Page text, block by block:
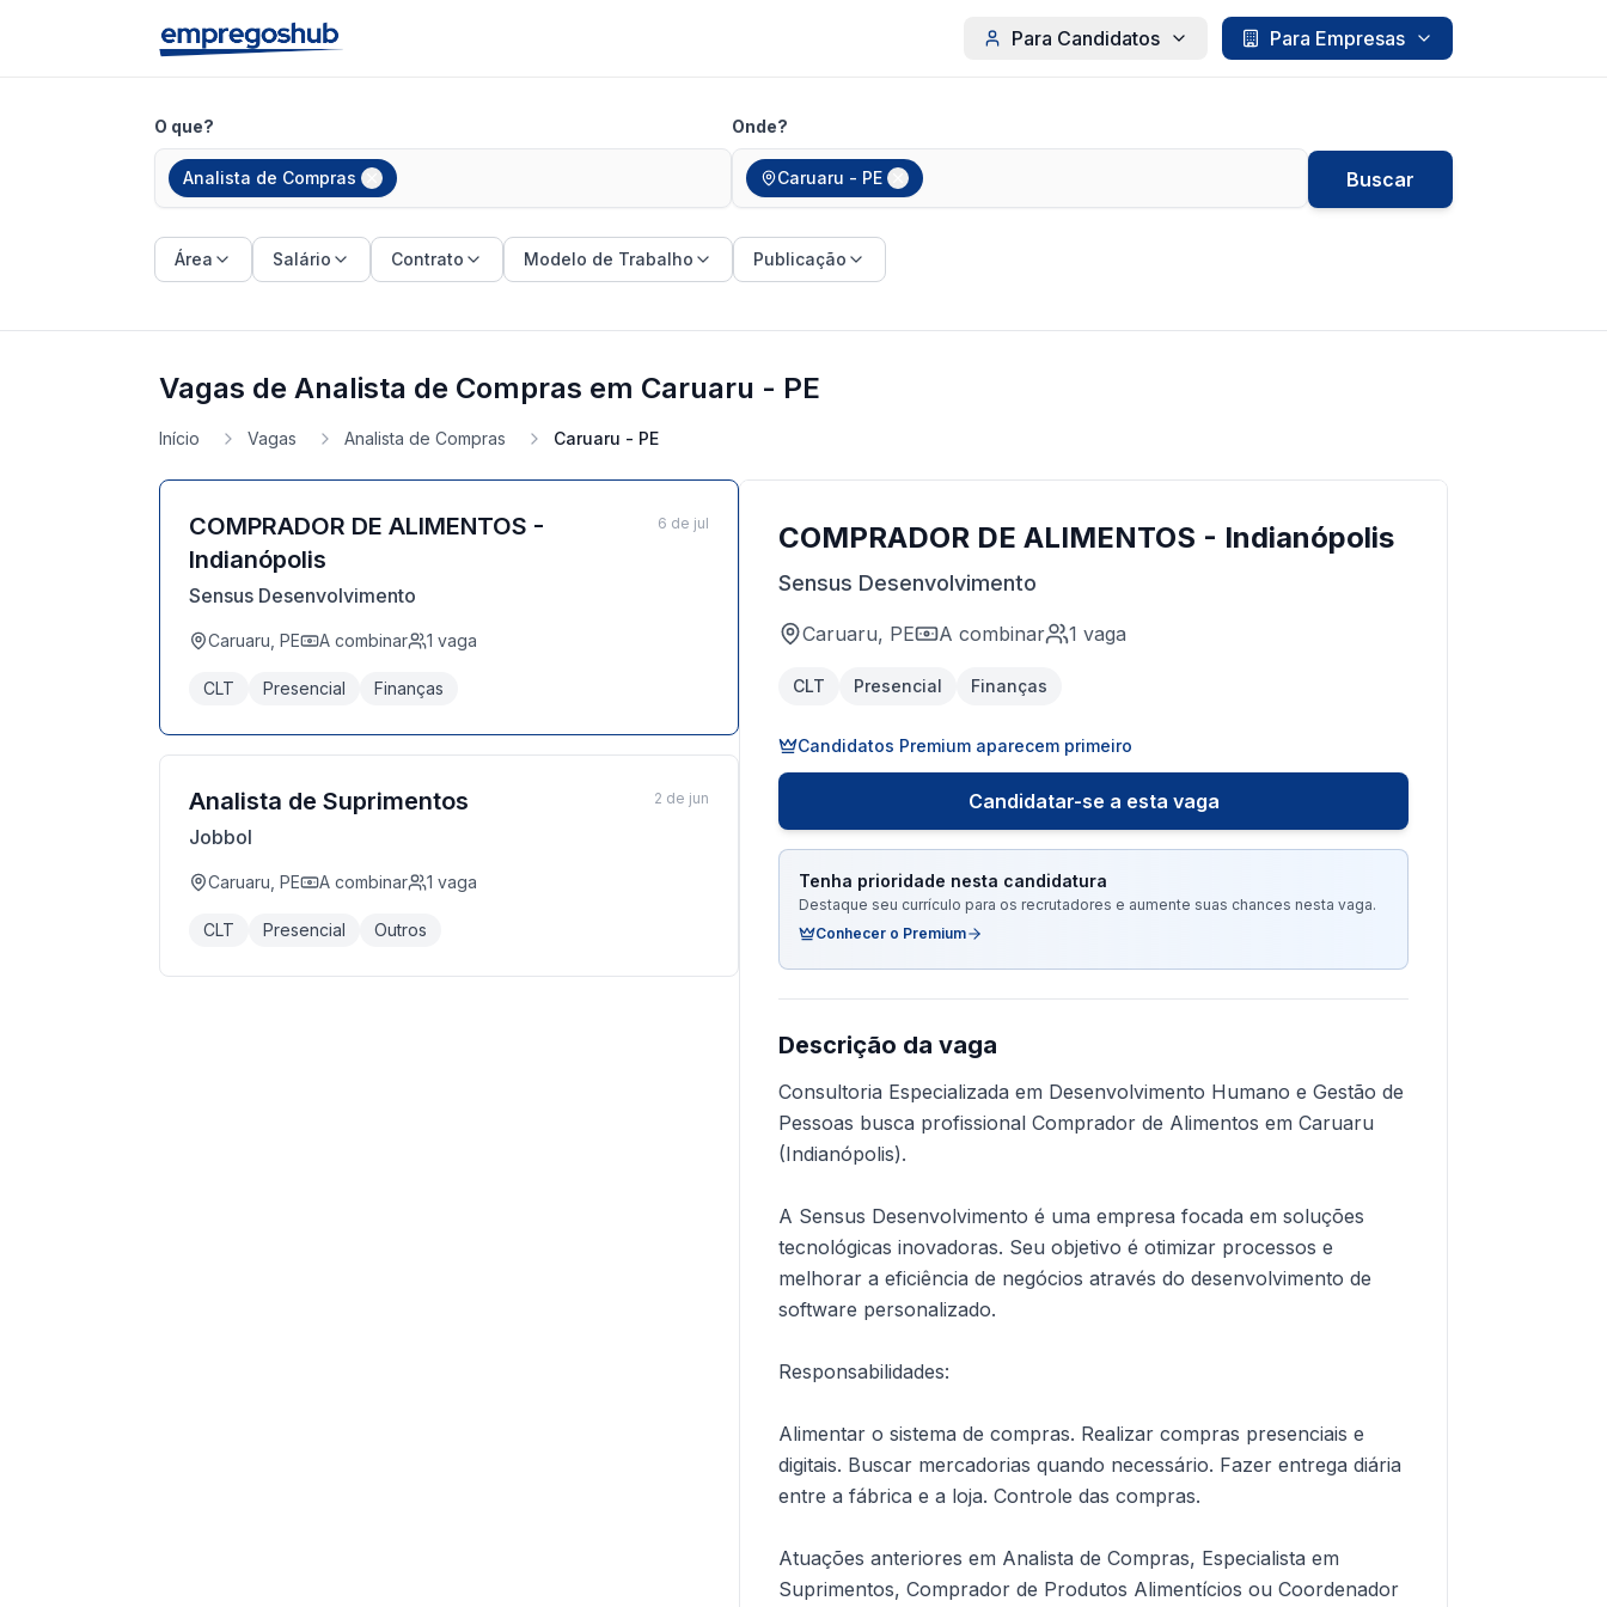
Para Candidatos Para Empresas
O que?
Analista de Compras
Onde?
Caruaru - PE Buscar
Área Salário Contrato Modelo de Trabalho Publicação
Vagas de Analista de Compras em Caruaru - PE
Início Vagas Analista de Compras Caruaru - PE
COMPRADOR DE ALIMENTOS -
Indianópolis
Sensus Desenvolvimento
Caruaru, PE A combinar 1 vaga
CLT Presencial Finanças
6 de jul
Analista de Suprimentos
Jobbol
Caruaru, PE A combinar 1 vaga
CLT Presencial Outros
2 de jun
COMPRADOR DE ALIMENTOS - Indianópolis
Sensus Desenvolvimento
Caruaru, PE A combinar 1 vaga
CLT Presencial Finanças
Candidatos Premium aparecem primeiro
Candidatar-se a esta vaga
Tenha prioridade nesta candidatura
Destaque seu currículo para os recrutadores e aumente suas chances nesta vaga.
Conhecer o Premium
Descrição da vaga
Consultoria Especializada em Desenvolvimento Humano e Gestão de
Pessoas busca profissional Comprador de Alimentos em Caruaru
(Indianópolis).
A Sensus Desenvolvimento é uma empresa focada em soluções
tecnológicas inovadoras. Seu objetivo é otimizar processos e
melhorar a eficiência de negócios através do desenvolvimento de
software personalizado.
Responsabilidades:
Alimentar o sistema de compras. Realizar compras presenciais e
digitais. Buscar mercadorias quando necessário. Fazer entrega diária
entre a fábrica e a loja. Controle das compras.
Atuações anteriores em Analista de Compras, Especialista em
Suprimentos, Comprador de Produtos Alimentícios ou Coordenador